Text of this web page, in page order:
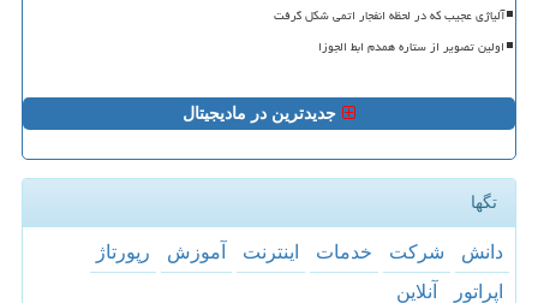
آلیاژی عجیب که در لحظه انفجار اتمی شکل گرفت
اولین تصویر از ستاره همدم ابط الجوزا
جدیدترین در مادیجیتال
تگها
دانش شركت خدمات اینترنت آموزش
رپورتاژ
اپراتور
آنلاین